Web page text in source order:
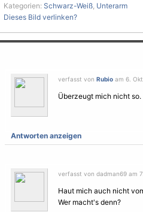
Kategorien: Schwarz-Weiß, Unterarm
Dieses Bild verlinken?
verfasst von Rubio am 6.
Überzeugt mich nicht
Antworten anzeigen
verfasst von dadman69 am
Haut mich auch nicht
Wer macht's denn?